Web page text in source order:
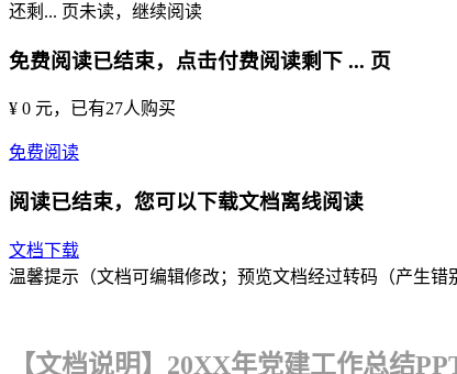
还剩 ... 页未读， 继续阅读
免费阅读已结束，点击付费阅读剩下 ... 页
¥ 0 元，已有27人购买
免费阅读
阅读已结束，您可以下载文档离线阅读
文档下载
温馨提示（文档可编辑修改；预览文档经过转码（产生错
【文档说明】20XX年党建工作总结